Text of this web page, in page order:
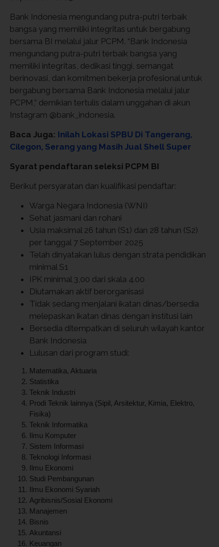
Bank Indonesia mengundang putra-putri terbaik
bangsa yang memiliki integritas untuk bergabung
bersama BI melalui jalur PCPM. “Bank Indonesia
mengundang putra-putri terbaik bangsa yang
memiliki integritas, dedikasi tinggi, semangat
berinovasi, dan komitmen bekerja profesional untuk
bergabung bersama Bank Indonesia melalui jalur
PCPM,” demikian tertulis dalam unggahan di akun
Instagram @bank_indonesia.
Baca Juga: Inilah Lokasi SPBU Di Tangerang,
Cilegon, Serang yang Masih Jual Shell Super
Syarat pendaftaran seleksi PCPM BI
Berikut persyaratan dan kualifikasi pendaftar:
Warga Negara Indonesia (WNI)
Sehat jasmani dan rohani
Usia maksimal 26 tahun (S1) dan 28 tahun (S2)
per tanggal 7 September 2025
Telah dinyatakan lulus dengan strata pendidikan
minimal S1
IPK minimal 3,00 dari skala 4.00
Diutamakan aktif berorganisasi
Tidak sedang menjalani ikatan dinas/bersedia
melepaskan ikatan dinas dengan institusi lain
Bersedia ditempatkan di seluruh wilayah kantor
Bank Indonesia
Lulusan dari program studi:
Matematika, Aktuaria
Statistika
Teknik Industri
Prodi Teknik lainnya (Sipil, Arsitektur, Kimia, Elektro,
Fisika)
Teknik Informatika
Ilmu Komputer
Sistem Informasi
Teknologi Informasi
Ilmu Ekonomi
Studi Pembangunan
Ilmu Ekonomi Syariah
Agribisnis/Sosial Ekonomi
Manajemen
Bisnis
Akuntansi
Keuangan